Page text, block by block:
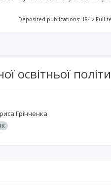
Deposited publications: 184 Full
освітньої
Грінченка